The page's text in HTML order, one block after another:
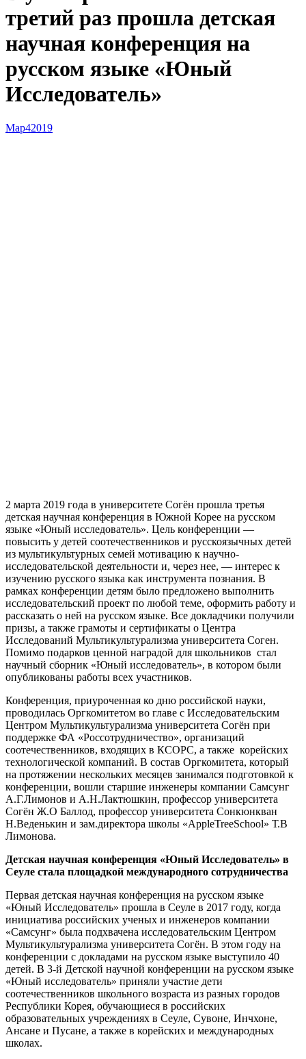
третий раз прошла детская
научная конференция на
русском языке «Юный
Исследователь»
Мар42019
2 марта 2019 года в университете Согён прошла третья
детская научная конференция в Южной Корее на русском
языке «Юный исследователь». Цель конференции —
повысить у детей соотечественников и русскоязычных детей
из мультикультурных семей мотивацию к научно-
исследовательской деятельности и, через нее, — интерес к
изучению русского языка как инструмента познания. В
рамках конференции детям было предложено выполнить
исследовательский проект по любой теме, оформить работу и
рассказать о ней на русском языке. Все докладчики получили
призы, а также грамоты и сертификаты о Центра
Исследований Мультикультурализма университета Соген.
Помимо подарков ценной наградой для школьников стал
научный сборник «Юный исследователь», в котором были
опубликованы работы всех участников.
Конференция, приуроченная ко дню российской науки,
проводилась Оргкомитетом во главе с Исследовательским
Центром Мультикультурализма университета Согён при
поддержке ФА «Россотрудничество», организаций
соотечественников, входящих в КСОРС, а также корейских
технологической компаний. В состав Оргкомитета, который
на протяжении нескольких месяцев занимался подготовкой к
конференции, вошли старшие инженеры компании Самсунг
А.Г.Лимонов и А.Н.Лактюшкин, профессор университета
Согён Ж.О Баллод, профессор университета Сонкюнкван
Н.Веденькин и зам.директора школы «AppleTreeSchool» Т.В
Лимонова.
Детская научная конференция «Юный Исследователь» в
Сеуле стала площадкой международного сотрудничества
Первая детская научная конференция на русском языке
«Юный Исследователь» прошла в Сеуле в 2017 году, когда
инициатива российских ученых и инженеров компании
«Самсунг» была подхвачена исследовательским Центром
Мультикультурализма университета Согён. В этом году на
конференции с докладами на русском языке выступило 40
детей. В 3-й Детской научной конференции на русском языке
«Юный исследователь» приняли участие дети
соотечественников школьного возраста из разных городов
Республики Корея, обучающиеся в российских
образовательных учреждениях в Сеуле, Сувоне, Инчхоне,
Ансане и Пусане, а также в корейских и международных
школах.